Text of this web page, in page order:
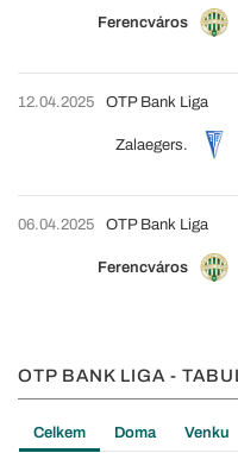
Ferencváros
12.04.2025
Zalaegers.
OTP Bank Liga
06.04.2025
Ferencváros
OTP Bank Liga
OTP BANK LIGA -
Celkem Doma Venku